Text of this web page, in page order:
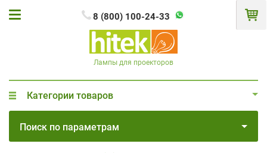
8 (800) 100-24-33
Лампы для проекторов
Категории товаров
Поиск по параметрам